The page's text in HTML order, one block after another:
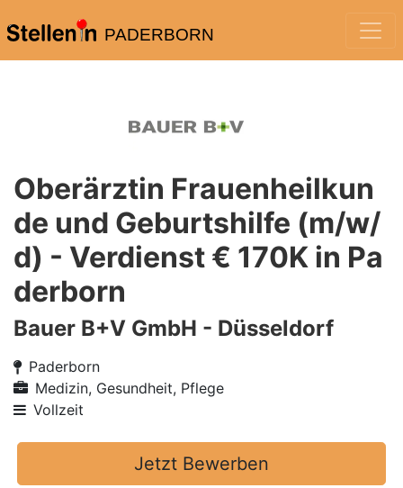
PADERBORN
Oberärztin Frauenheilkun
de und Geburtshilfe (m/w/
d) - Verdienst € 170K in Pa
derborn
Bauer B+V GmbH - Düsseldorf
Paderborn
Medizin, Gesundheit, Pflege
Vollzeit
Jetzt Bewerben